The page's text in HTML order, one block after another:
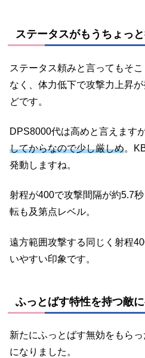
ステータスがもうちょっ
ステータス頼みと言ってもそ
なく、体力低下で攻撃力上昇
どです。
DPS8000代は高めと言えますが
してからなので少し厳しめ。
発動しますね。
射程が400で攻撃間隔が約5.7
転も及第点レベル。
遠方範囲攻撃する同じく射程
いやすい印象です。
ふっとばす特性を持つ敵
新たにふっとばす無効をもら
になりました。